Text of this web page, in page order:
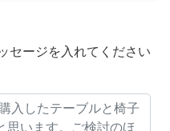
セージを入れてください